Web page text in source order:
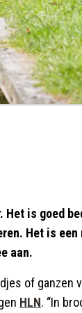
Het is goed
Het is
aan.
of ganzen
HLN. “In